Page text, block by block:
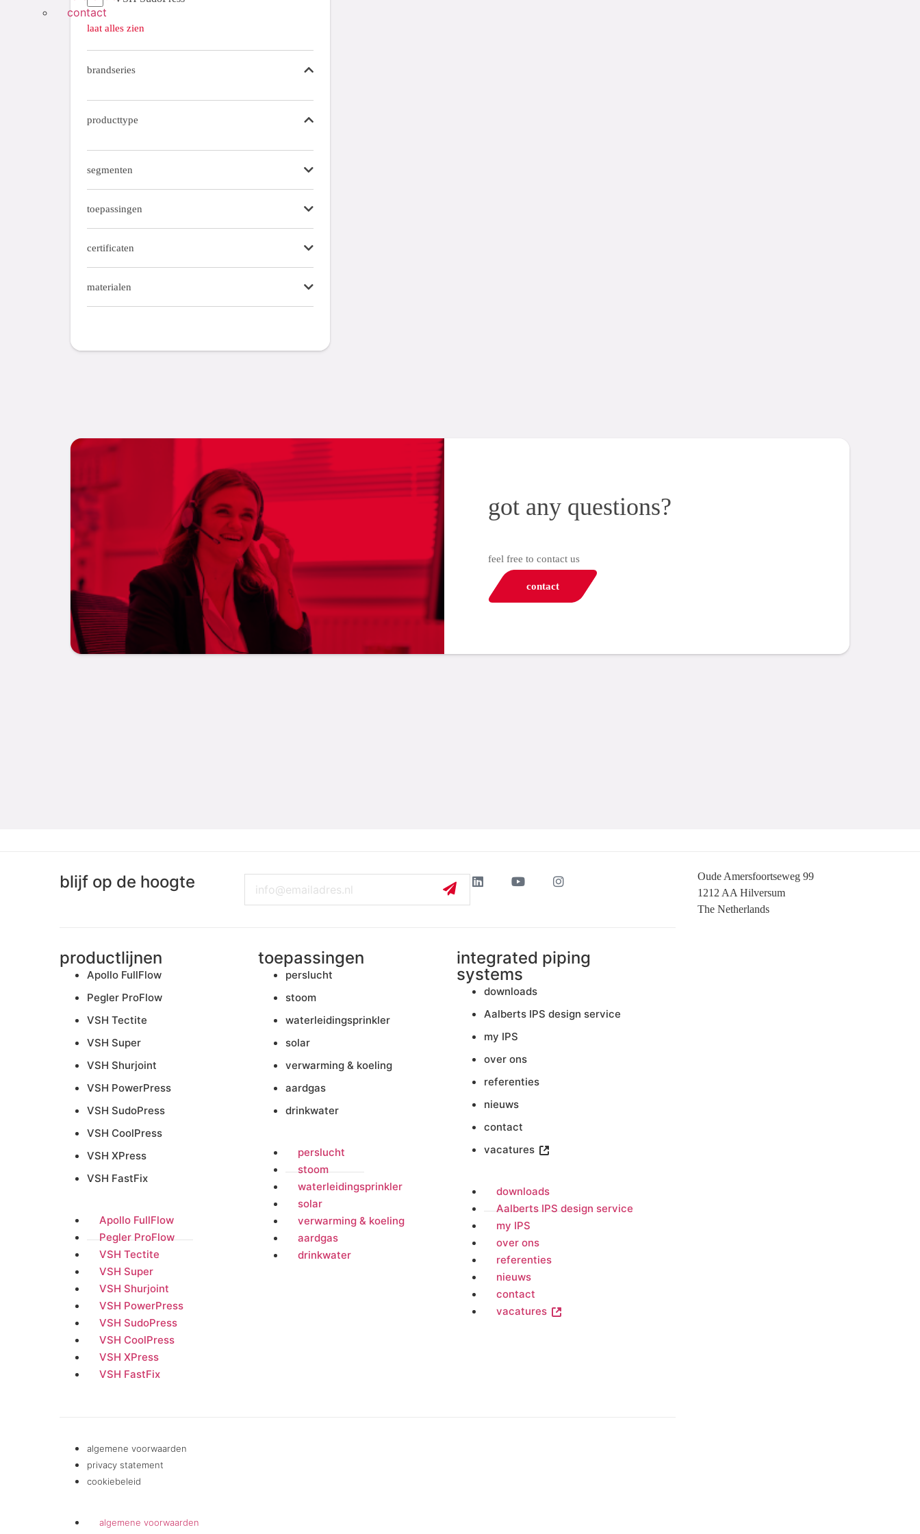
contact
VSH SudoXPress Staalverzinkt buizen
Koper fittingen
RVS Gas fittingen
Staalverzinkt buizen
laat alles zien
brandseries
producttype
segmenten
toepassingen
certificaten
materialen
got any questions?
feel free to contact us
contact
blijf op de hoogte
productlijnen
Apollo FullFlow
Pegler ProFlow
VSH Tectite
VSH Super
VSH Shurjoint
VSH PowerPress
VSH SudoPress
VSH CoolPress
VSH XPress
VSH FastFix
Apollo FullFlow
Pegler ProFlow
VSH Tectite
VSH Super
VSH Shurjoint
VSH PowerPress
VSH SudoPress
VSH CoolPress
VSH XPress
VSH FastFix
toepassingen
perslucht
stoom
waterleidingsprinkler
solar
verwarming & koeling
aardgas
drinkwater
perslucht
stoom
waterleidingsprinkler
solar
verwarming & koeling
aardgas
drinkwater
integrated piping
systems
downloads
Aalberts IPS design service
my IPS
over ons
referenties
nieuws
contact
vacatures
downloads
Aalberts IPS design service
my IPS
over ons
referenties
nieuws
contact
vacatures
algemene voorwaarden
privacy statement
cookiebeleid
algemene voorwaarden
Oude Amersfoortseweg 99
1212 AA Hilversum
The Netherlands